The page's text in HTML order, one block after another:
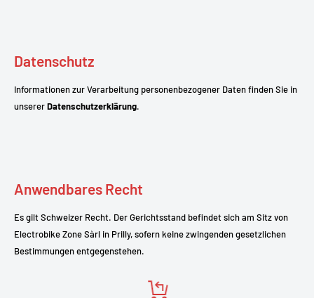
Datenschutz
Informationen zur Verarbeitung personenbezogener Daten finden Sie in
unsererDatenschutzerklärung.
Anwendbares Recht
Es gilt Schweizer Recht. Der Gerichtsstand befindet sich am Sitz von
Electrobike Zone Sàrl in Prilly, sofern keine zwingenden gesetzlichen
Bestimmungen entgegenstehen.